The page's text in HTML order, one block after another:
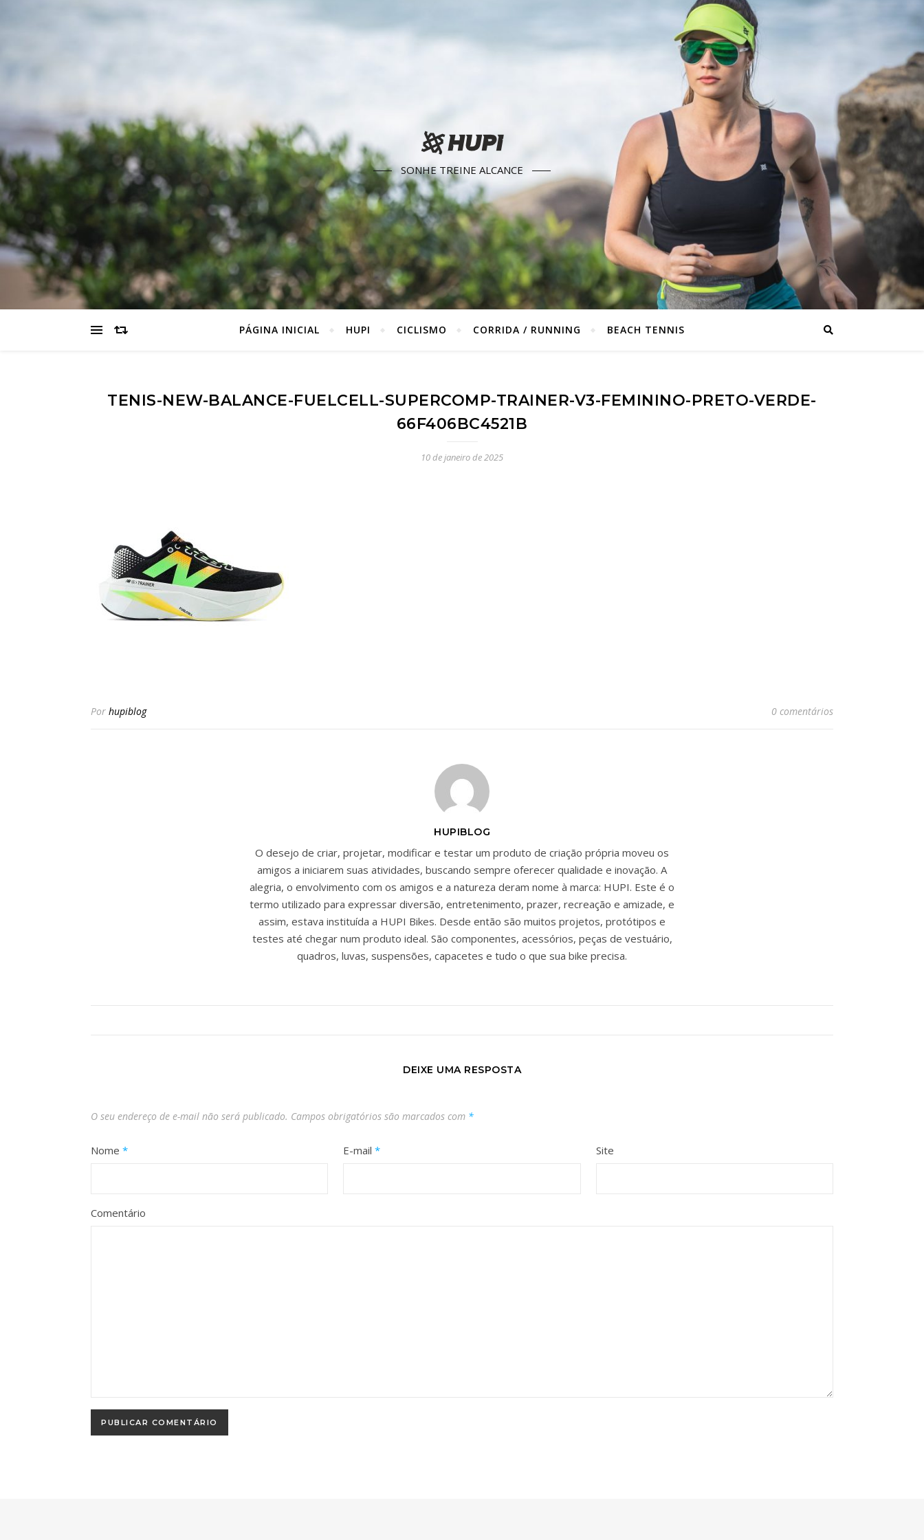
SONHE TREINE ALCANCE
PÁGINA INICIAL HUPI CICLISMO CORRIDA / RUNNING BEACH TENNIS
TENIS-NEW-BALANCE-FUELCELL-SUPERCOMP-TRAINER-V3-FEMININO-PRETO-VERDE-
66F406BC4521B
10 de janeiro de 2025
Por hupiblog 0 comentários
HUPIBLOG
O desejo de criar, projetar, modificar e testar um produto de criação própria moveu os
amigos a iniciarem suas atividades, buscando sempre oferecer qualidade e inovação. A
alegria, o envolvimento com os amigos e a natureza deram nome à marca: HUPI. Este é o
termo utilizado para expressar diversão, entretenimento, prazer, recreação e amizade, e
assim, estava instituída a HUPI Bikes. Desde então são muitos projetos, protótipos e
testes até chegar num produto ideal. São componentes, acessórios, peças de vestuário,
quadros, luvas, suspensões, capacetes e tudo o que sua bike precisa.
DEIXE UMA RESPOSTA
O seu endereço de e-mail não será publicado. Campos obrigatórios são marcados com *
Nome * E-mail* Site
Comentário